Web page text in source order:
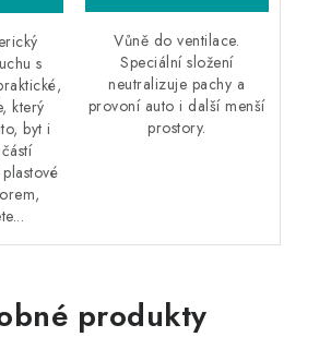
s
který
byt i
Vůně do ventilace.
Speciální složení
neutralizuje pachy a
provoní auto i další menší
prostory.
produkty